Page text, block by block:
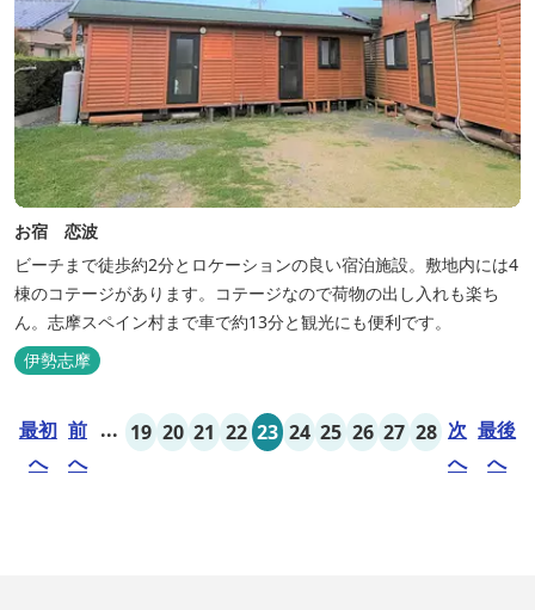
お宿 恋波
ビーチまで徒歩約2分とロケーションの良い宿泊施設。敷地内には4
棟のコテージがあります。コテージなので荷物の出し入れも楽ち
ん。志摩スペイン村まで車で約13分と観光にも便利です。
伊勢志摩
最初
へ
前
へ
... 19 20 21 22 23 24 25 26 27 28 次
へ
最後
へ